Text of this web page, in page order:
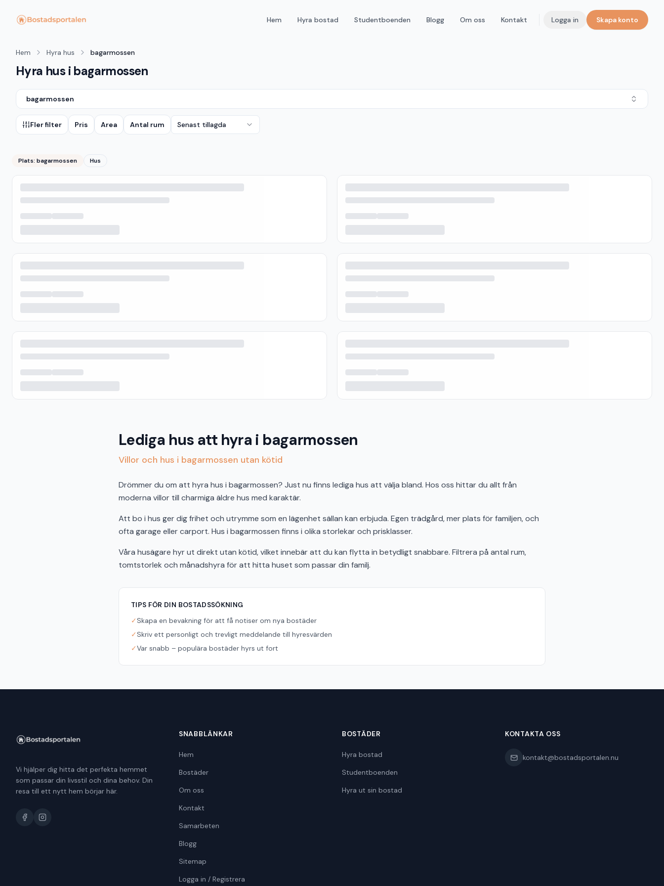
Hem Hyra bostad Studentboenden Blogg Om oss Kontakt Logga in Skapa konto
Hem Hyra hus bagarmossen
Hyra hus i bagarmossen
bagarmossen
Fler filter Pris Area Antal rum Senast tillagda
Plats: bagarmossen Hus
Lediga hus att hyra i bagarmossen
Villor och hus i bagarmossen utan kötid
Drömmer du om att hyra hus i bagarmossen? Just nu finns lediga hus att välja bland. Hos oss hittar du allt från
moderna villor till charmiga äldre hus med karaktär.
Att bo i hus ger dig frihet och utrymme som en lägenhet sällan kan erbjuda. Egen trädgård, mer plats för familjen, och
ofta garage eller carport. Hus i bagarmossen finns i olika storlekar och prisklasser.
Våra husägare hyr ut direkt utan kötid, vilket innebär att du kan flytta in betydligt snabbare. Filtrera på antal rum,
tomtstorlek och månadshyra för att hitta huset som passar din familj.
TIPS FÖR DIN BOSTADSSÖKNING
✓Skapa en bevakning för att få notiser om nya bostäder
✓Skriv ett personligt och trevligt meddelande till hyresvärden
✓Var snabb – populära bostäder hyrs ut fort
Vi hjälper dig hitta det perfekta hemmet
som passar din livsstil och dina behov. Din
resa till ett nytt hem börjar här.
SNABBLÄNKAR
Hem
Bostäder
Om oss
Kontakt
Samarbeten
Blogg
Sitemap
Logga in / Registrera
BOSTÄDER
Hyra bostad
Studentboenden
Hyra ut sin bostad
KONTAKTA OSS
kontakt@bostadsportalen.nu